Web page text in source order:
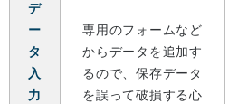
デ
ー
タ
入
力
専用のフォームなど
からデータを追加す
るので、保存データ
を誤って破損する心